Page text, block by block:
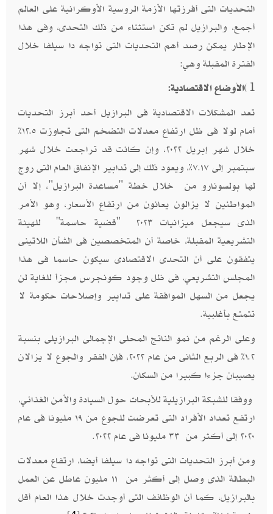
التحديات التى أفرزتها الأزمة الروسية الأوكرانية على العالم
أجمع، والبرازيل لم تكن استثناء من ذلك التحدى، وفى هذا
الإطار يمكن رصد أهم التحديات التى تواجه دا سيلفا خلال
الفترة المقبلة وهي:
1) الأوضاع الاقتصادية:
تعد المشكلات الاقتصادية فى البرازيل أحد أبرز التحديات
أمام لولا فى ظل ارتفاع معدلات التضخم التى تجاوزت ١٢.٥٪
خلال شهر إبريل ٢٠٢٢، وإن كانت قد تراجعت خلال شهر
سبتمبر إلى ٧.١٧٪، ويعود ذلك إلى تدابير الإنفاق العام التى روج
لها بولسونارو من خلال خطة "مساعدة البرازيل"، إلا أن
المواطنين لا يزالون يعانون من ارتفاع الأسعار، وهو الأمر
الذى سيجعل ميزانيات ٢٠٢٣ "قضية حاسمة" للهيئة
التشريعية المقبلة، خاصة أن المتخصصين فى الشأن اللاتينى
يتفقون على أن التحدى الاقتصادى سيكون حاسما فى هذا
المجلس التشريعي، فى ظل وجود كونجرس مجزأ للغاية لن
يجعل من السهل الموافقة على تدابير وإصلاحات حكومة لا
تتمتع بأغلبية.
وعلى الرغم من نمو الناتج المحلى الإجمالى البرازيلى بنسبة
١.٢٪ فى الربع الثانى من عام ٢٠٢٢، فإن الفقر والجوع لا يزالان
يصيبان جزءا كبيرا من السكان.
ووفقا للشبكة البرازيلية للأبحاث حول السيادة والأمن الغذائي،
ارتفع تعداد الأفراد التى تعرضت للجوع من ١٩ مليونا فى عام
٢٠٢٠ إلى أكثر من ٣٣ مليونا فى عام ٢٠٢٢.
ومن أبرز التحديات التى تواجه دا سيلفا أيضا، ارتفاع معدلات
البطالة الذى وصل إلى أكثر من ١١ مليون عاطل عن العمل
بالبرازيل، كما أن الوظائف التى أوجدت خلال هذا العام أقل